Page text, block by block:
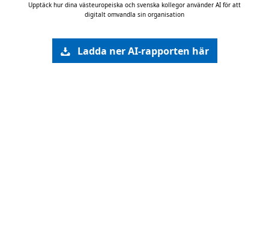
Upptäck hur dina västeuropeiska och svenska kollegor använder AI för att
digitalt omvandla sin organisation
Ladda ner AI-rapporten här